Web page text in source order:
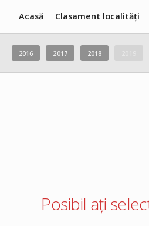
Acasă Clasament localități
2016 2017 2018
Posibil ați